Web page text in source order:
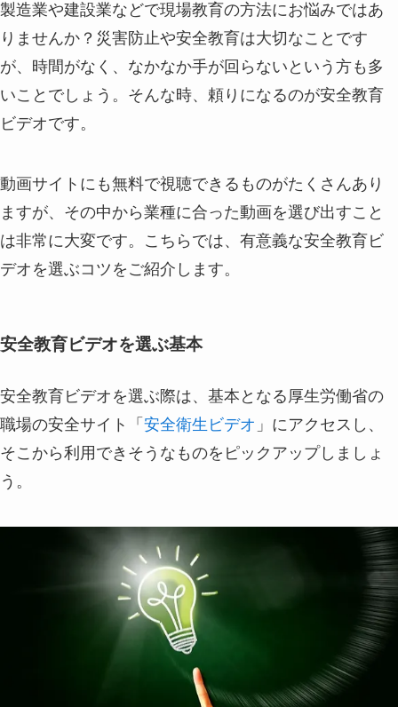
製造業や建設業などで現場教育の方法にお悩みではあ
りませんか？災害防止や安全教育は大切なことです
が、時間がなく、なかなか手が回らないという方も多
いことでしょう。そんな時、頼りになるのが安全教育
ビデオです。
動画サイトにも無料で視聴できるものがたくさんあり
ますが、その中から業種に合った動画を選び出すこと
は非常に大変です。こちらでは、有意義な安全教育ビ
デオを選ぶコツをご紹介します。
安全教育ビデオを選ぶ基本
安全教育ビデオを選ぶ際は、基本となる厚生労働省の
職場の安全サイト「 安全衛生ビデオ 」にアクセスし、
そこから利用できそうなものをピックアップしましょ
う。